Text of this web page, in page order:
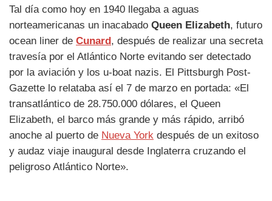
Tal día como hoy en 1940 llegaba a aguas
norteamericanas un inacabado Queen Elizabeth, futuro
ocean liner de Cunard, después de realizar una secreta
travesía por el Atlántico Norte evitando ser detectado
por la aviación y los u-boat nazis. El Pittsburgh Post-
Gazette lo relataba así el 7 de marzo en portada: «El
transatlántico de 28.750.000 dólares, el Queen
Elizabeth, el barco más grande y más rápido, arribó
anoche al puerto de Nueva York después de un exitoso
y audaz viaje inaugural desde Inglaterra cruzando el
peligroso Atlántico Norte».